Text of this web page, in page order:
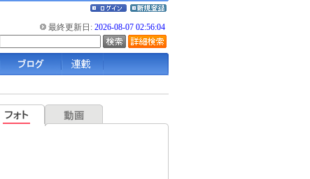
最終更新日: 2026-08-07 02:56:04